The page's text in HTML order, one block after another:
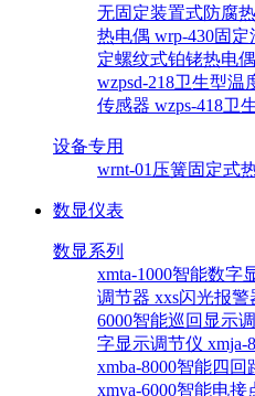
无固定装置式防腐
热电偶 wrp-430固
定螺纹式铂铑热电偶
wzpsd-218卫生型温
传感器 wzps-418卫
设备专用
wrnt-01压簧固定式
数显仪表
数显系列
xmta-1000智能数字
调节器 xxs闪光报警
6000智能巡回显示
字显示调节仪 xmja-
xmba-8000智能四
xmya-6000智能电